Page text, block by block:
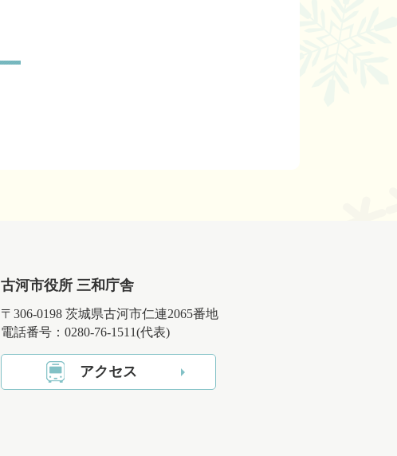
古河市役所 三和庁舎
〒306-0198 茨城県古河市仁連2065番地
電話番号：0280-76-1511(代表)
アクセス